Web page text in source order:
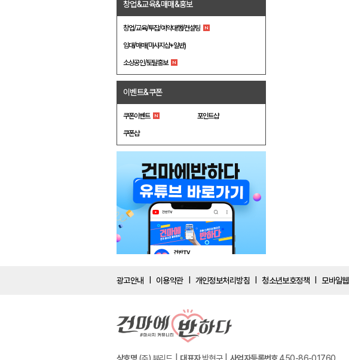
창업&교육&매매&홍보
창업/교육/투잡/예약대행/컨설팅
임대/매매(마사지샵+일반)
소상공인/토탈홍보
이벤트&쿠폰
쿠폰이벤트 포인트샵
쿠폰샵
광고안내 이용약관 개인정보처리방침 청소년보호정책 모바일웹